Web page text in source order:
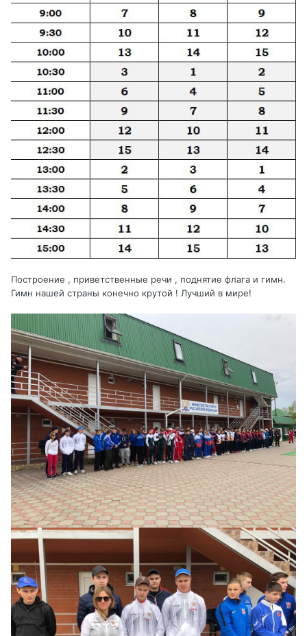
Построение , приветственные речи , поднятие флага и гимн.
Гимн нашей страны конечно крутой ! Лучший в мире!